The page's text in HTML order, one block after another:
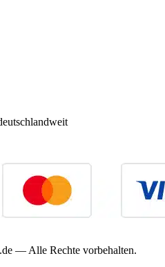
— Alle Rechte vorbehalten.